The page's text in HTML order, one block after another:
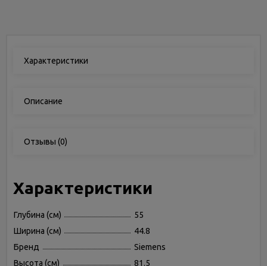
Характеристики
Описание
Отзывы (0)
Характеристики
Глубина (см)
55
Ширина (см)
44.8
Бренд
Siemens
Высота (см)
81.5